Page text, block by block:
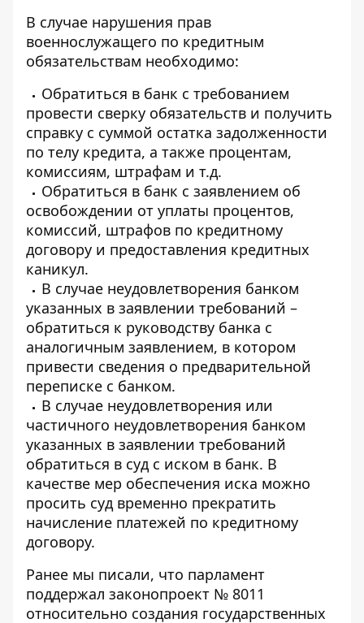
В случае нарушения прав
военнослужащего по кредитным
обязательствам необходимо:
Обратиться в банк с требованием
провести сверку обязательств и получить
справку с суммой остатка задолженности
по телу кредита, а также процентам,
комиссиям, штрафам и т.д.
Обратиться в банк с заявлением об
освобождении от уплаты процентов,
комиссий, штрафов по кредитному
договору и предоставления кредитных
каникул.
В случае неудовлетворения банком
указанных в заявлении требований –
обратиться к руководству банка с
аналогичным заявлением, в котором
привести сведения о предварительной
переписке с банком.
В случае неудовлетворения или
частичного неудовлетворения банком
указанных в заявлении требований
обратиться в суд с иском в банк. В
качестве мер обеспечения иска можно
просить суд временно прекратить
начисление платежей по кредитному
договору.
Ранее мы писали, что парламент
поддержал законопроект № 8011
относительно создания государственных